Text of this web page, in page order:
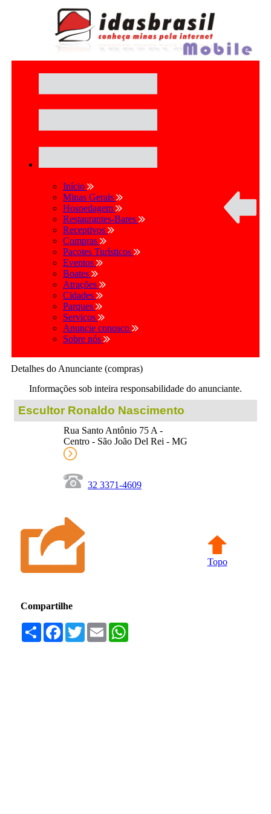
Início
Minas Gerais
Hospedagem
Restaurantes-Bares
Receptivos
Compras
Pacotes Turísticos
Eventos
Boates
Atrações
Cidades
Parques
Serviços
Anuncie conosco
Sobre nós
Detalhes do Anunciante (compras)
Informações sob inteira responsabilidade do anunciante.
Escultor Ronaldo Nascimento
Rua Santo Antônio 75 A -
Centro - São João Del Rei - MG
32 3371-4609
Topo
Compartilhe
Compartilhar
Facebook
TwitterEmail